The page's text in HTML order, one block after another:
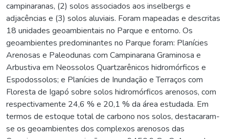
campinaranas, (2) solos associados aos inselbergs e
adjacências e (3) solos aluviais. Foram mapeadas e descritas
18 unidades geoambientais no Parque e entorno. Os
geoambientes predominantes no Parque foram: Planícies
Arenosas e Paleodunas com Campinarana Graminosa e
Arbustiva em Neossolos Quartzarênicos hidromórficos e
Espodossolos; e Planícies de Inundação e Terraços com
Floresta de Igapó sobre solos hidromórficos arenosos, com
respectivamente 24,6 % e 20,1 % da área estudada. Em
termos de estoque total de carbono nos solos, destacaram-
se os geoambientes dos complexos arenosos das